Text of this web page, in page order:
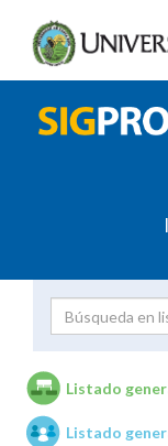
Unidades
Listado
Listado